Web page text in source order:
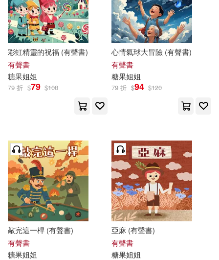
彩虹精靈的祝福 (有聲書)
有聲書
糖果姐姐
79 折 $79 $100
心情氣球大冒險 (有聲書)
有聲書
糖果姐姐
79 折 $94 $120
敲完這一桿 (有聲書)
有聲書
糖果姐姐
亞麻 (有聲書)
有聲書
糖果姐姐